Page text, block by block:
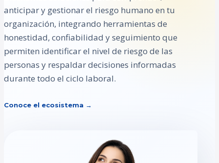
anticipar y gestionar el riesgo humano en tu
organización, integrando herramientas de
honestidad, confiabilidad y seguimiento que
permiten identificar el nivel de riesgo de las
personas y respaldar decisiones informadas
durante todo el ciclo laboral.
Conoce el ecosistema →